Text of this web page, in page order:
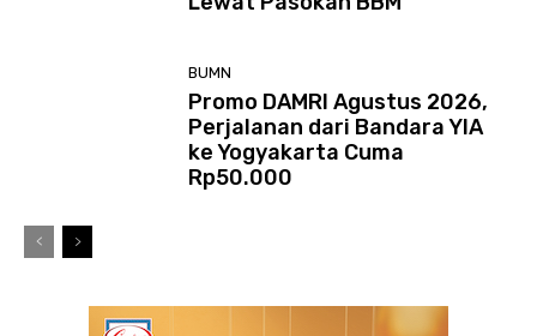
BUMN
Promo DAMRI Agustus 2026,
Perjalanan dari Bandara YIA
ke Yogyakarta Cuma
Rp50.000